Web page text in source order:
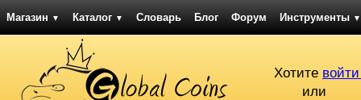
Магазин ▼ Каталог ▼ Словарь Блог Форум Инструменты ▼
Хотите
или